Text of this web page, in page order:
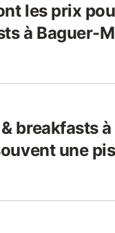
les prix
à Baguer-
breakfasts
une